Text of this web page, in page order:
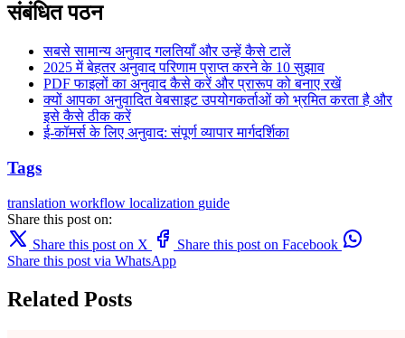
संबंधित पठन
सबसे सामान्य अनुवाद गलतियाँ और उन्हें कैसे टालें
2025 में बेहतर अनुवाद परिणाम प्राप्त करने के 10 सुझाव
PDF फाइलों का अनुवाद कैसे करें और प्रारूप को बनाए रखें
क्यों आपका अनुवादित वेबसाइट उपयोगकर्ताओं को भ्रमित करता है और
इसे कैसे ठीक करें
ई-कॉमर्स के लिए अनुवाद: संपूर्ण व्यापार मार्गदर्शिका
Tags
translation workflow localization guide
Share this post on:
Share this post on X
Share this post on Facebook
Share this post via WhatsApp
Related Posts